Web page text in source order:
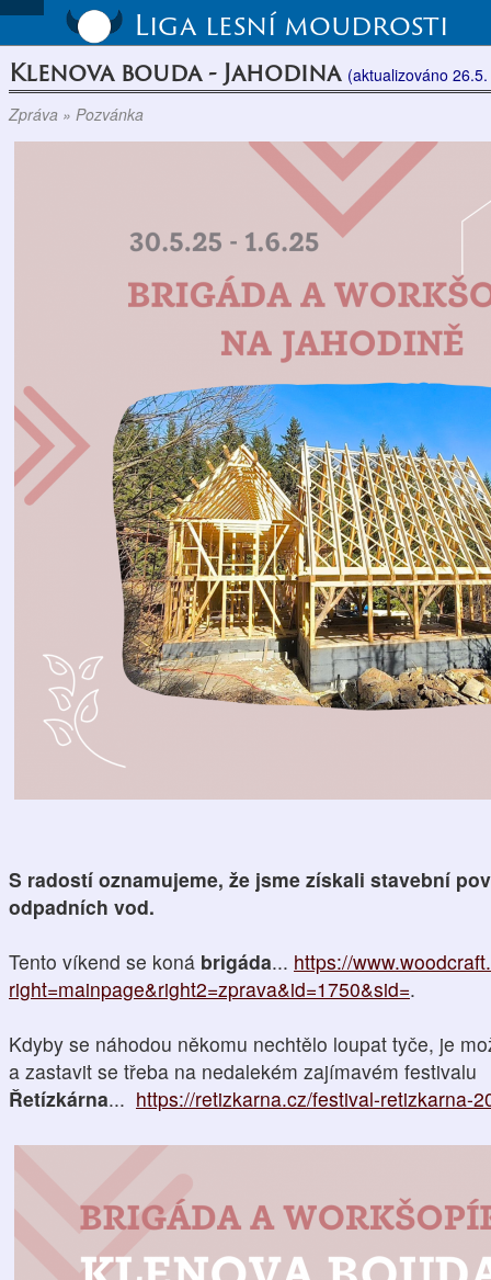
Liga lesní moudrosti
Klenova bouda - Jahodina (aktualizováno
Zpráva » Pozvánka
S radostí oznamujeme, že jsme získali stavební
odpadních vod.
Tento víkend se koná brigáda... https://
right=mainpage&right2=zprava&id=1750&sid=.
Kdyby se náhodou někomu nechtělo loupat tyče, je
a zastavit se třeba na nedalekém zajímavém festivalu
Řetízkárna... https://retizkarna.cz/festival-retizkarna-